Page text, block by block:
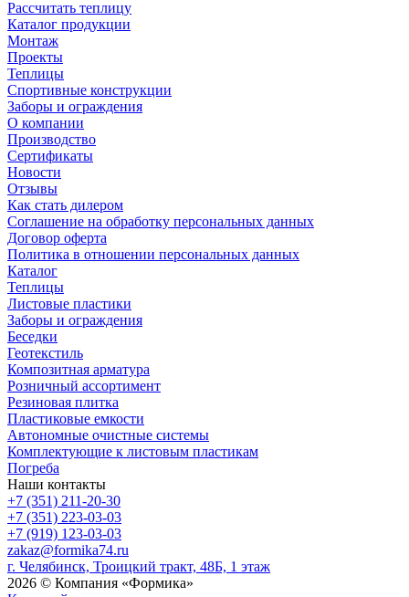
Рассчитать теплицу
Каталог продукции
Монтаж
Проекты
Теплицы
Спортивные конструкции
Заборы и ограждения
О компании
Производство
Сертификаты
Новости
Отзывы
Как стать дилером
Соглашение на обработку персональных данных
Договор оферта
Политика в отношении персональных данных
Каталог
Теплицы
Листовые пластики
Заборы и ограждения
Беседки
Геотекстиль
Композитная арматура
Розничный ассортимент
Резиновая плитка
Пластиковые емкости
Автономные очистные системы
Комплектующие к листовым пластикам
Погреба
Наши контакты
+7 (351) 211-20-30
+7 (351) 223-03-03
+7 (919) 123-03-03
zakaz@formika74.ru
г. Челябинск, Троицкий тракт, 48Б, 1 этаж
2026 © Компания «Формика»